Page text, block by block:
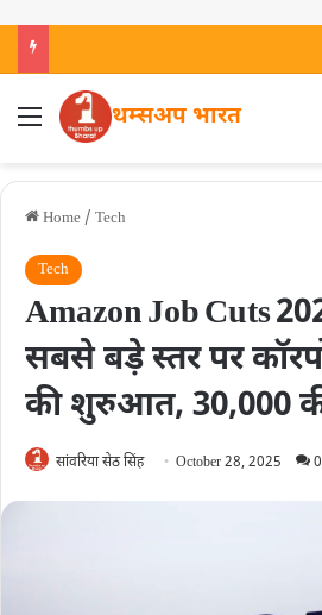
थम्सअप भारत
Home / Tech
Tech
Amazon Job Cuts
सबसे बड़े स्तर पर
की शुरुआत, 30,000
सांवरिया सेठ सिंह October 28, 2025 0